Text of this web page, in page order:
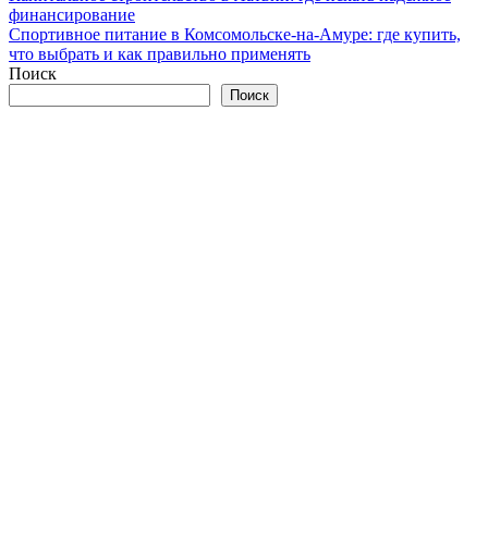
по
записям
финансирование
Спортивное питание в Комсомольске-на-Амуре: где купить,
что выбрать и как правильно применять
Поиск
Поиск